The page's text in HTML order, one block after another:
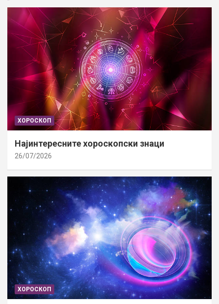
ХОРОСКОП
Најинтересните хороскопски знаци
26/07/2026
ХОРОСКОП